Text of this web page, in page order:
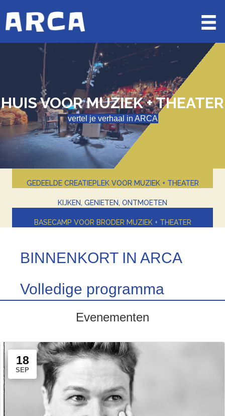
HUIS VOOR MUZIEK + THEATER
vertel je verhaal in ARCA
GEDEELDE CREATIEPLEK VOOR MUZIEK + THEATER
KIJKEN, GENIETEN, ONTMOETEN
BASECAMP VOOR BRODER MUZIEK + THEATER
BINNENKORT IN ARCA
Volledige programma
Evenementen
18
SEP